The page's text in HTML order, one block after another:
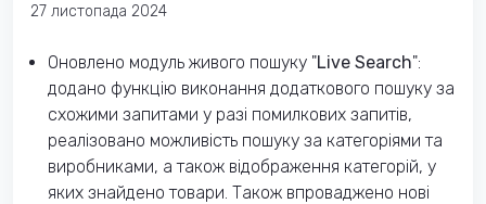
27 листопада 2024
Оновлено модуль живого пошуку "Live Search":
додано функцію виконання додаткового пошуку за
схожими запитами у разі помилкових запитів,
реалізовано можливість пошуку за категоріями та
виробниками, а також відображення категорій, у
яких знайдено товари. Також впроваджено нові